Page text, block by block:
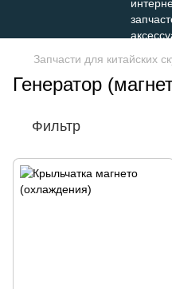
Запчасти для китайских
Генератор
Фильтр